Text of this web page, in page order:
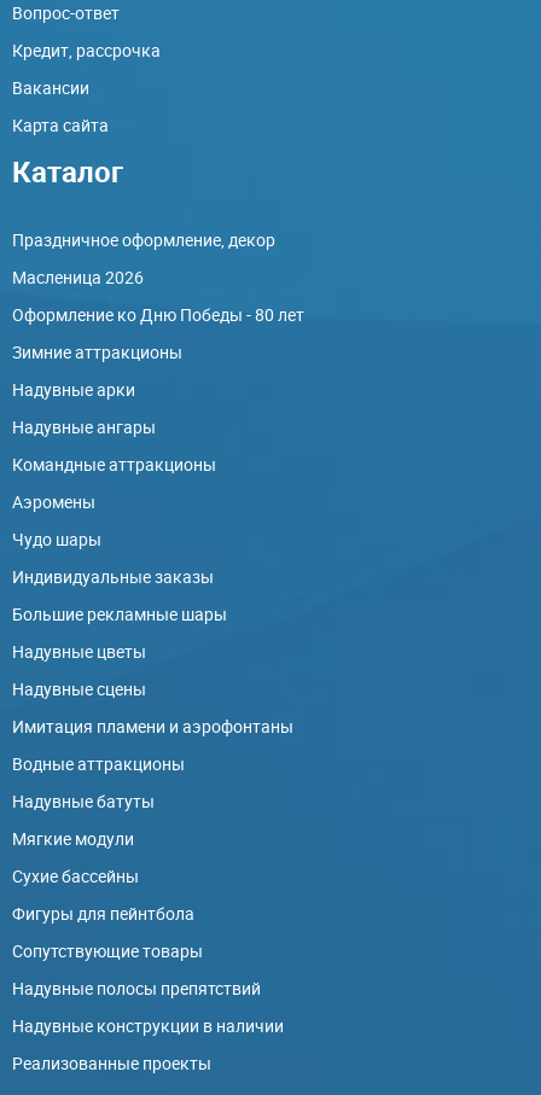
Вопрос-ответ
Кредит, рассрочка
Вакансии
Карта сайта
Каталог
Праздничное оформление, декор
Масленица 2026
Оформление ко Дню Победы - 80 лет
Зимние аттракционы
Надувные арки
Надувные ангары
Командные аттракционы
Аэромены
Чудо шары
Индивидуальные заказы
Большие рекламные шары
Надувные цветы
Надувные сцены
Имитация пламени и аэрофонтаны
Водные аттракционы
Надувные батуты
Мягкие модули
Сухие бассейны
Фигуры для пейнтбола
Сопутствующие товары
Надувные полосы препятствий
Надувные конструкции в наличии
Реализованные проекты